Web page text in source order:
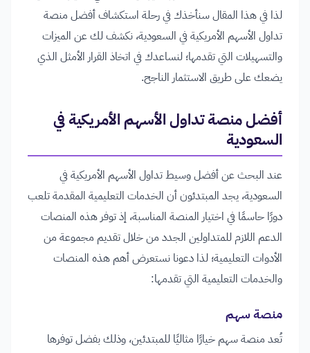
لذا في هذا المقال سنأخذك في رحلة استكشاف أفضل منصة
تداول الأسهم الأمريكية في السعودية، نكشف لك عن الميزات
والتسهيلات التي تقدمها؛ لنساعدك في اتخاذ القرار الأمثل الذي
يضعك على طريق الاستثمار الناجح.
أفضل منصة تداول الأسهم الأمريكية في
السعودية
عند البحث عن أفضل وسيط تداول الأسهم الأمريكية في
السعودية، يجد المبتدئون أن الخدمات التعليمية المقدمة تلعب
دورًا حاسمًا في اختيار المنصة المناسبة، إذ توفر هذه المنصات
الدعم اللازم للمتداولين الجدد من خلال تقديم مجموعة من
الأدوات التعليمية؛ لذا دعونا نستعرض أهم هذه المنصات
والخدمات التعليمية التي تقدمها:
منصة سهم
تُعد منصة سهم خيارًا مثاليًا للمبتدئين، وذلك بفضل توفرها